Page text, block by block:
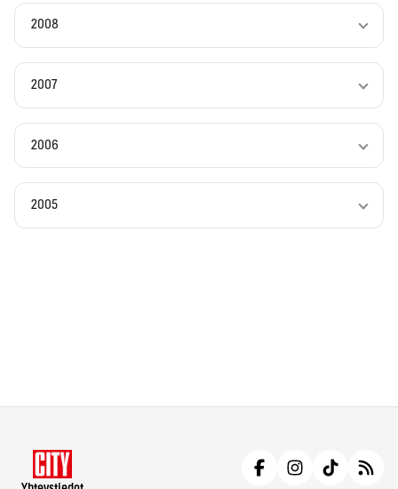
2008
2007
2006
2005